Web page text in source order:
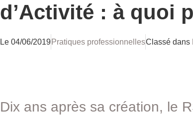
d’Activité : à quoi
Le 04/06/2019 Pratiques professionnellesClassé dans
Dix ans après sa création, le